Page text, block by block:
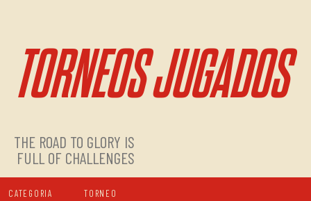
TORNEOS JUGADOS
THE ROAD TO GLORY IS
FULL OF CHALLENGES
CATEGORIA TORNEO